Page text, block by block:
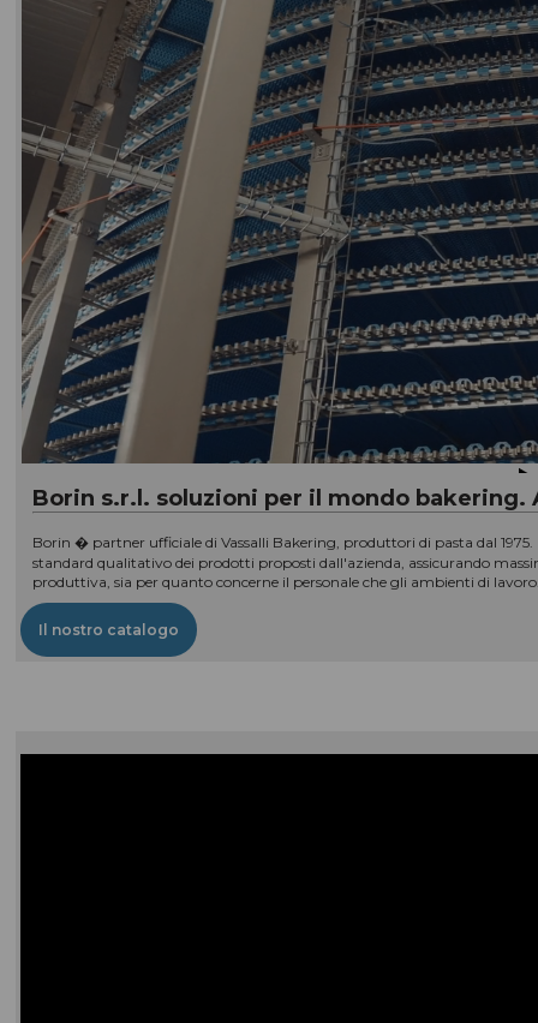
Borin s.r.l. soluzioni per il mondo bakering.
Borin � partner ufficiale di Vassalli Bakering, produttori di pasta dal
standard qualitativo dei prodotti proposti dall'azienda, assicurando
produttiva, sia per quanto concerne il personale che gli ambienti di
Il nostro catalogo